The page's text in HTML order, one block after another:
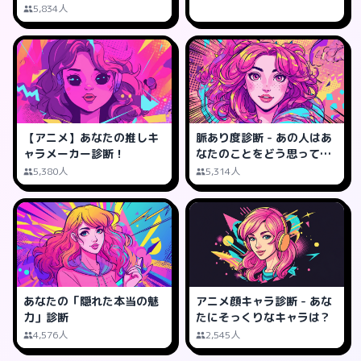
5,834人
【アニメ】あなたの推しキ
ャラメーカー診断！
5,380人
脈あり度診断 - あの人はあ
なたのことをどう思って
る？5,314人
あなたの「隠れた本当の魅
力」診断
4,576人
アニメ顔キャラ診断 - あな
たにそっくりなキャラは？
2,545人